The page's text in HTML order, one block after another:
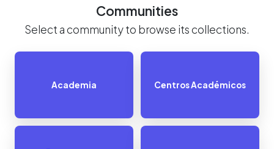
Communities
Select a community to browse its collections.
Academia Centros Académicos